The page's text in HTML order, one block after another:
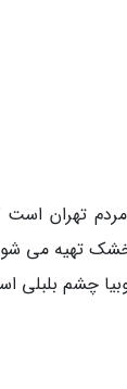
تهران
زرد خشک تهیه
چشم بلبلی